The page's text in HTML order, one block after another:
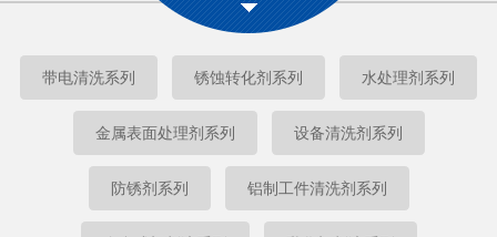
带电清洗系列 锈蚀转化剂系列 水处理剂系列
金属表面处理剂系列 设备清洗剂系列
防锈剂系列 铝制工件清洗剂系列